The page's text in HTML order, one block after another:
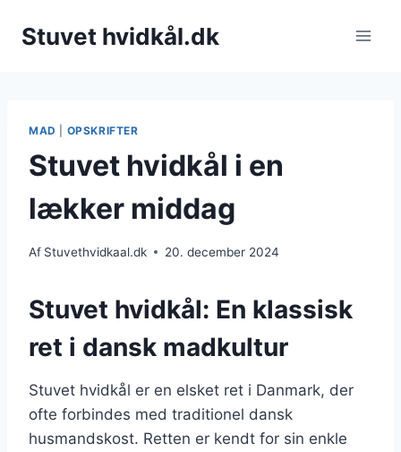
Stuvet hvidkål.dk
MAD OPSKRIFTER
Stuvet hvidkål i en
lækker middag
Af Stuvethvidkaal.dk 20. december 2024
Stuvet hvidkål: En klassisk
ret i dansk madkultur
Stuvet hvidkål er en elsket ret i Danmark, der
ofte forbindes med traditionel dansk
husmandskost. Retten er kendt for sin enkle